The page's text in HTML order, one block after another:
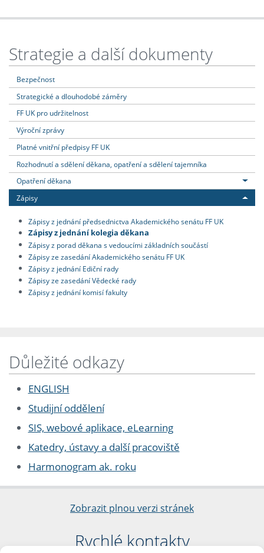
Strategie a další dokumenty
Bezpečnost
Strategické a dlouhodobé záměry
FF UK pro udržitelnost
Výroční zprávy
Platné vnitřní předpisy FF UK
Rozhodnutí a sdělení děkana, opatření a sdělení tajemníka
Opatření děkana
Zápisy
Zápisy z jednání předsednictva Akademického senátu FF UK
Zápisy z jednání kolegia děkana
Zápisy z porad děkana s vedoucími základních součástí
Zápisy ze zasedání Akademického senátu FF UK
Zápisy z jednání Ediční rady
Zápisy ze zasedání Vědecké rady
Zápisy z jednání komisí fakulty
Důležité odkazy
ENGLISH
Studijní oddělení
SIS, webové aplikace, eLearning
Katedry, ústavy a další pracoviště
Harmonogram ak. roku
Zobrazit plnou verzi stránek
Rychlé kontakty